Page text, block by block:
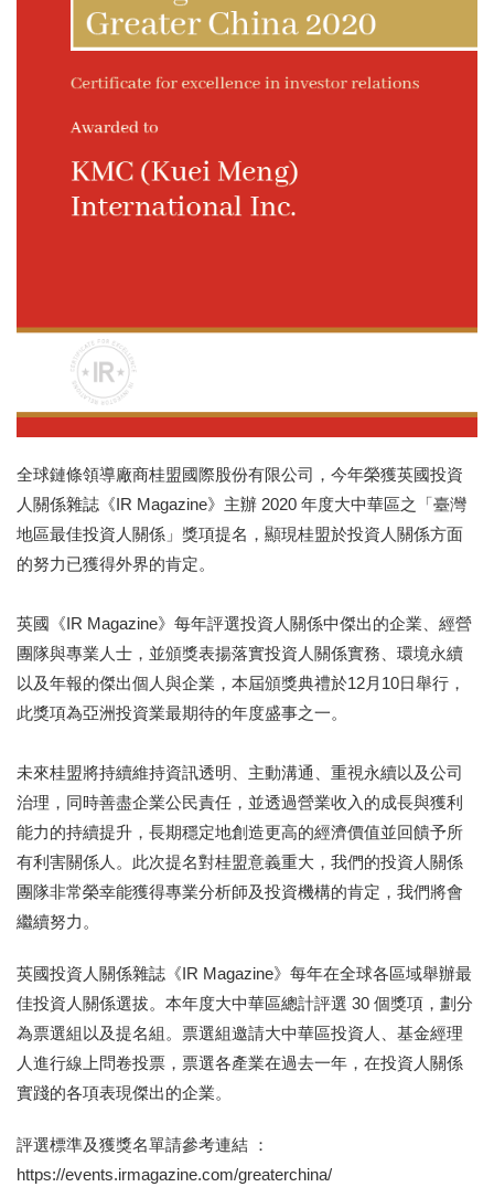
全球鏈條領導廠商桂盟國際股份有限公司，今年榮獲英國投資
人關係雜誌《IR Magazine》主辦 2020 年度大中華區之「臺灣
地區最佳投資人關係」獎項提名，顯現桂盟於投資人關係方面
的努力已獲得外界的肯定。
英國《IR Magazine》每年評選投資人關係中傑出的企業、經營
團隊與專業人士，並頒獎表揚落實投資人關係實務、環境永續
以及年報的傑出個人與企業，本屆頒獎典禮於12月10日舉行，
此獎項為亞洲投資業最期待的年度盛事之一。
未來桂盟將持續維持資訊透明、主動溝通、重視永續以及公司
治理，同時善盡企業公民責任，並透過營業收入的成長與獲利
能力的持續提升，長期穩定地創造更高的經濟價值並回饋予所
有利害關係人。此次提名對桂盟意義重大，我們的投資人關係
團隊非常榮幸能獲得專業分析師及投資機構的肯定，我們將會
繼續努力。
英國投資人關係雜誌《IR Magazine》每年在全球各區域舉辦最
佳投資人關係選拔。本年度大中華區總計評選 30 個獎項，劃分
為票選組以及提名組。票選組邀請大中華區投資人、基金經理
人進行線上問卷投票，票選各產業在過去一年，在投資人關係
實踐的各項表現傑出的企業。
評選標準及獲獎名單請參考連結 ：
https://events.irmagazine.com/greaterchina/